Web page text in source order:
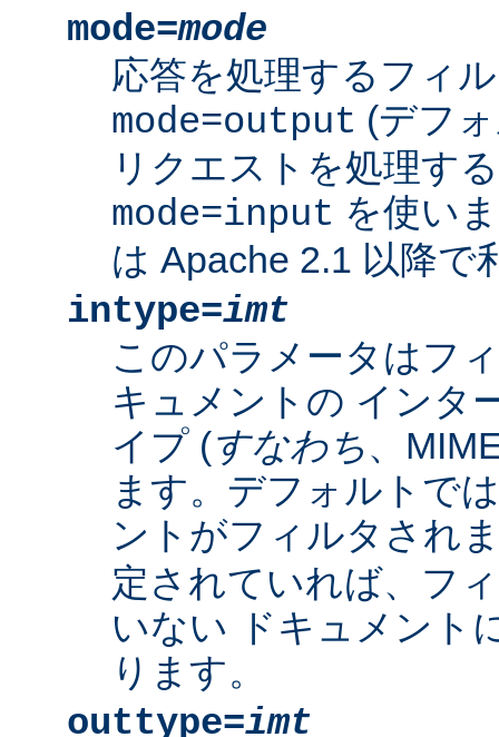
mode=mode
応答を処理するフィ
mode=output (デフ
リクエストを処理す
mode=input を使い
は Apache 2.1 以降で
intype=imt
このパラメータはフ
キュメントの インタ
イプ (すなわち、
ます。デフォルトで
ントがフィルタされ
定されていれば、フ
いない ドキュメント
ります。
outtype=imt